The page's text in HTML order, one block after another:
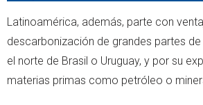
Latinoamérica, además, parte con
descarbonización de grandes partes
el norte de Brasil o Uruguay, y por su
materias primas como petróleo o